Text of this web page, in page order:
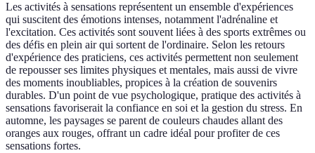
Les activités à sensations représentent un ensemble d'expériences
qui suscitent des émotions intenses, notamment l'adrénaline et
l'excitation. Ces activités sont souvent liées à des sports extrêmes ou
des défis en plein air qui sortent de l'ordinaire. Selon les retours
d'expérience des praticiens, ces activités permettent non seulement
de repousser ses limites physiques et mentales, mais aussi de vivre
des moments inoubliables, propices à la création de souvenirs
durables. D'un point de vue psychologique, pratique des activités à
sensations favoriserait la confiance en soi et la gestion du stress. En
automne, les paysages se parent de couleurs chaudes allant des
oranges aux rouges, offrant un cadre idéal pour profiter de ces
sensations fortes.